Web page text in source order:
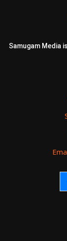
Samugam Media